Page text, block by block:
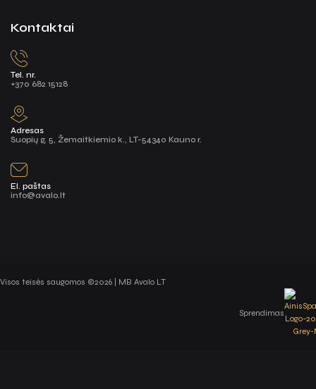
Kontaktai
Tel. nr.
+370 682 15128
Adresas
Suopių g. 5, Žemaitkiemio k., LT-54340 Kauno r.
El. paštas
info@avalo.lt
Visos teisės saugomos ©2026 | MB Avalo LT
Sprendimas